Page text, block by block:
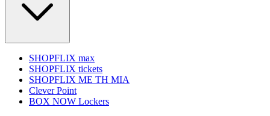
SHOPFLIX max
SHOPFLIX tickets
SHOPFLIX ΜΕ ΤΗ ΜΙΑ
Clever Point
BOX NOW Lockers